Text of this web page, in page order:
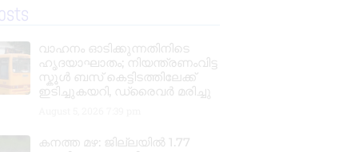
വാഹനം ഓടിക്കുന്നതിനിടെ
ഹൃദയാഘാതം; നിയന്ത്രണംവിട്ട
സ്കൂൾ ബസ് കെട്ടിടത്തിലേക്ക്
ഇടിച്ചുകയറി, ഡ്രൈവർ മരിച്ചു
കനത്ത മഴ: ജില്ലയിൽ 1.77